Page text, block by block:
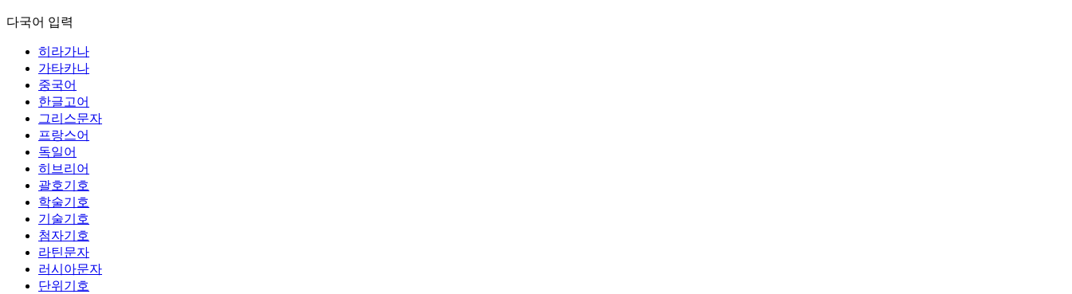
다국어 입력
히라가나
가타카나
중국어
한글고어
그리스문자
프랑스어
독일어
히브리어
괄호기호
학술기호
기술기호
첨자기호
라틴문자
러시아문자
단위기호